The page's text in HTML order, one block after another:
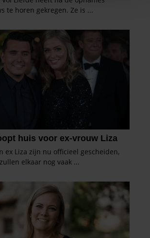
functies voor social media te bieden
te analyseren. Ook delen we
gebruik van onze site met onze
media, adverteren en analyse. Deze
deze gegevens combineren met andere
ze heeft verstrekt of die ze hebben
van uw gebruik van hun services. U
onze cookies als u onze website blijft